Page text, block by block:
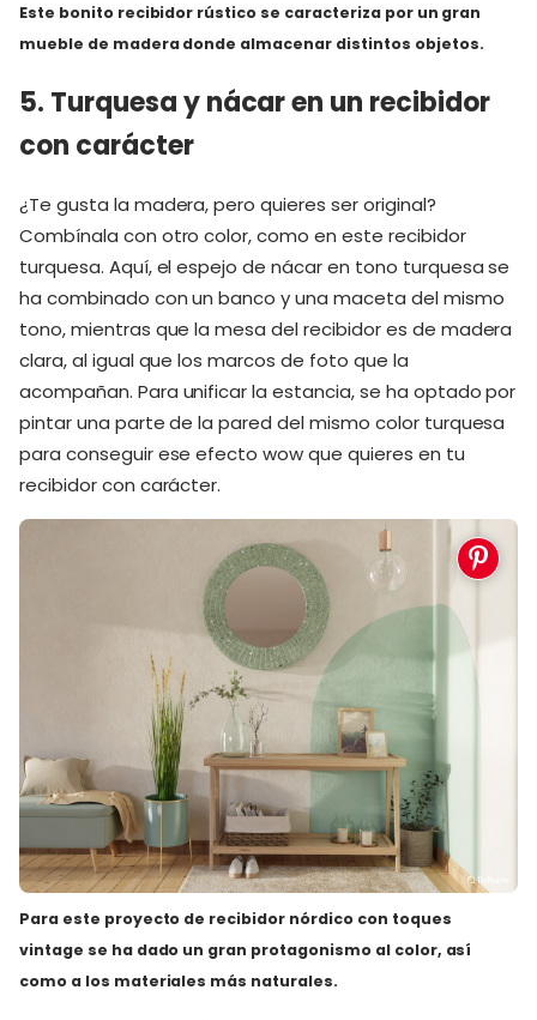
Este bonito recibidor rústico se caracteriza por un gran
mueble de madera donde almacenar distintos objetos.
5. Turquesa y nácar en un recibidor
con carácter
¿Te gusta la madera, pero quieres ser original?
Combínala con otro color, como en este recibidor
turquesa. Aquí, el espejo de nácar en tono turquesa se
ha combinado con un banco y una maceta del mismo
tono, mientras que la mesa del recibidor es de madera
clara, al igual que los marcos de foto que la
acompañan. Para unificar la estancia, se ha optado por
pintar una parte de la pared del mismo color turquesa
para conseguir ese efecto wow que quieres en tu
recibidor con carácter.
Para este proyecto de recibidor nórdico con toques
vintage se ha dado un gran protagonismo al color, así
como a los materiales más naturales.